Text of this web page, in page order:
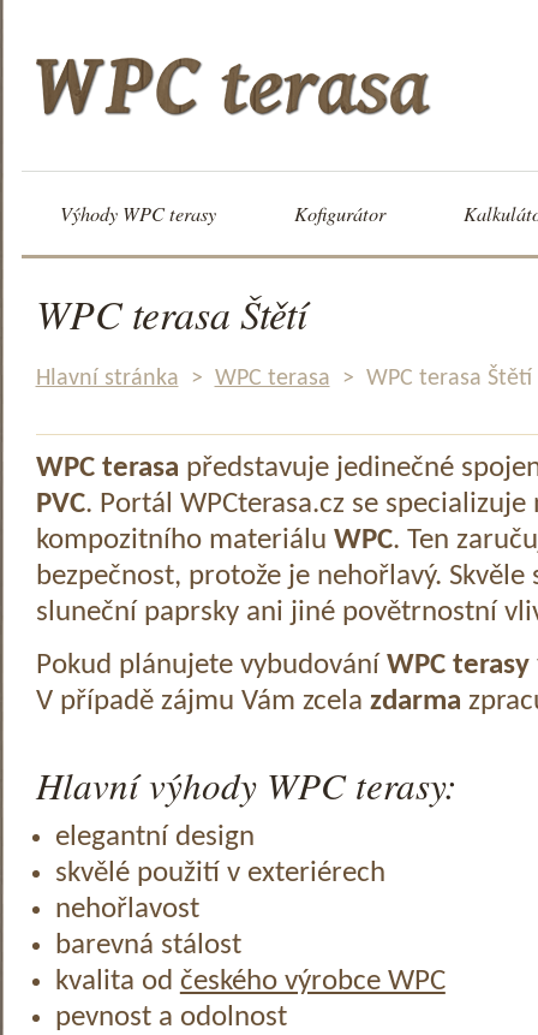
Výhody WPC terasy Kofigurátor
WPC terasa Štětí
Hlavní stránka > WPC terasa > WPC terasa Štětí
WPC terasa představuje jedinečné
PVC. Portál WPCterasa.cz se specializuje
kompozitního materiálu WPC. Ten
bezpečnost, protože je nehořlavý.
sluneční paprsky ani jiné povětrnostní
Pokud plánujete vybudování WPC terasy
V případě zájmu Vám zcela zdarma
Hlavní výhody WPC terasy:
elegantní design
skvělé použití v exteriérech
nehořlavost
barevná stálost
kvalita od českého výrobce WPC
pevnost a odolnost